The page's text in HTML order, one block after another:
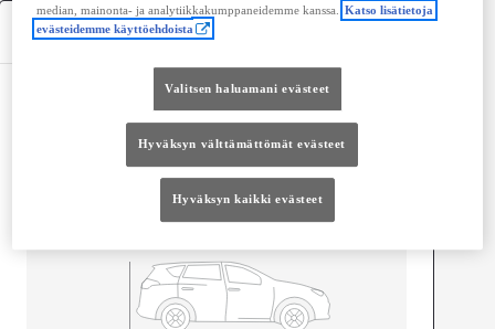
Tekniset tiedot
median, mainonta- ja analytiikkakumppaneidemme kanssa.
Katso lisätietoja
evästeidemme käyttöehdoista
Valitsen haluamani evästeet
Hyväksyn välttämättömät evästeet
Hyväksyn kaikki evästeet